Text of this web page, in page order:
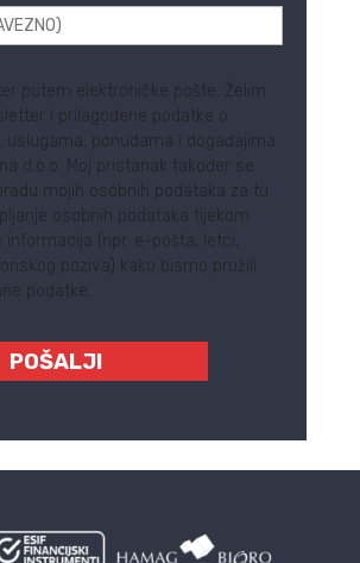
putem elektroničke pošte: Želim
i prilagođene podatke o
uslugama, ponudama i događajima
d.o.o. Moj pristanak također se
mojih osobnih podataka za tu
osobnih podataka tijekom
informacija (npr. e-pošta, letci,
poziva) kako bismo pružili
podatke.